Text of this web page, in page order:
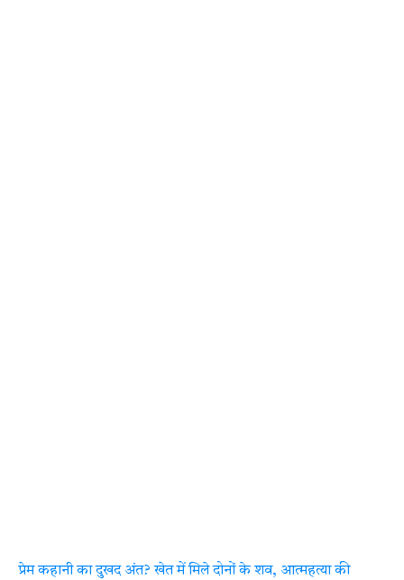
प्रेम कहानी का दुखद अंत? खेत में मिले दोनों के शव, आत्महत्या की